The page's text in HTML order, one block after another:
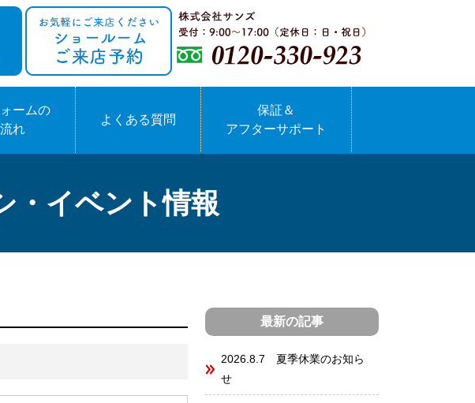
ームの
流れ
よくある質問
保証＆
アフターサポート
・イベント情報
最新の記事
2026.8.7 夏季休業のお知ら
せ